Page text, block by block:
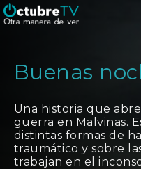
Buenas
Una historia que
guerra en Malvinas.
distintas formas de
traumático y sobre
trabajan en el